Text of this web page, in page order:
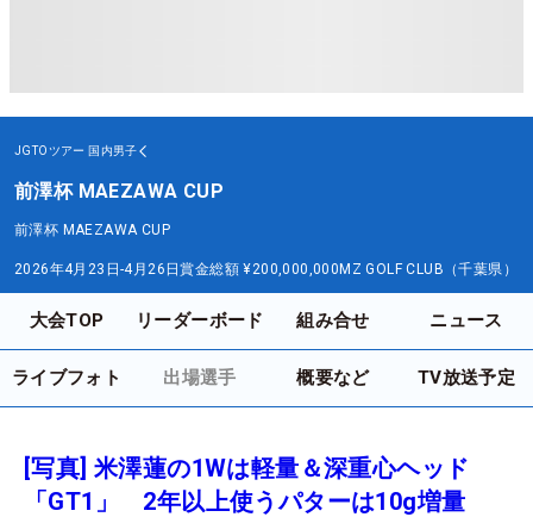
JGTOツアー 国内男子
前澤杯 MAEZAWA CUP
前澤杯 MAEZAWA CUP
2026年4月23日-4月26日賞金総額 ¥200,000,000 MZ GOLF CLUB（千葉県）
大会TOP リーダーボード 組み合せ ニュース
ライブフォト 出場選手 概要など TV放送予定
[写真] 米澤蓮の1Wは軽量＆深重心ヘッド
「GT1」 2年以上使うパターは10g増量